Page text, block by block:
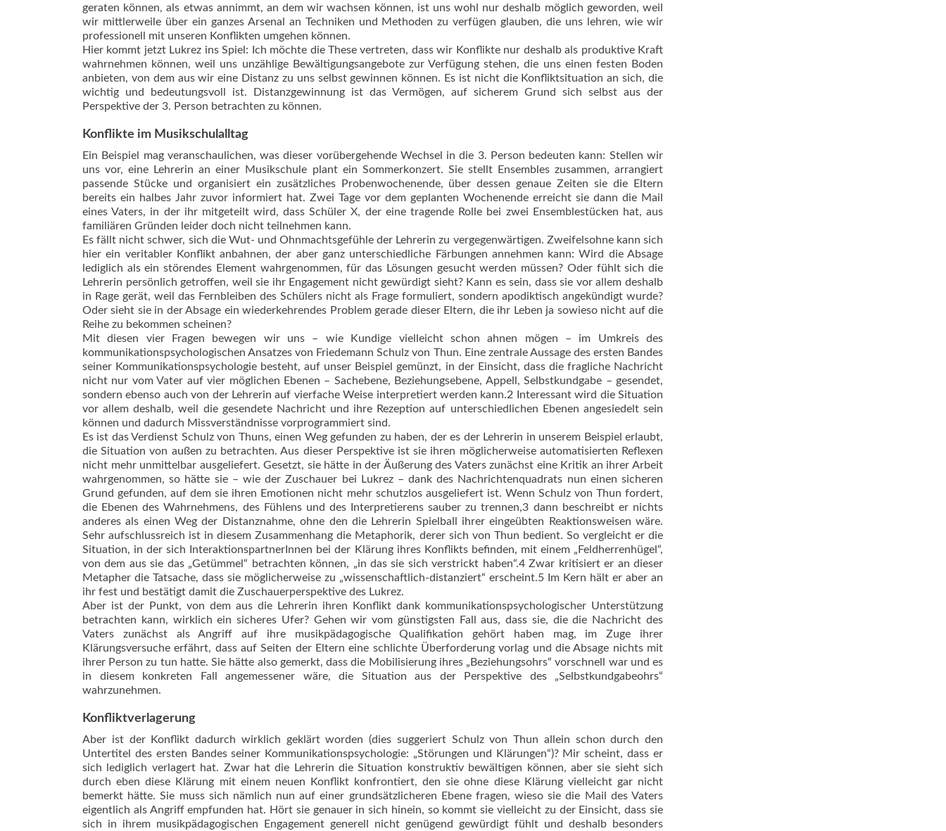
geraten können, als etwas annimmt, an dem wir wachsen können, ist uns wohl nur deshalb möglich geworden, weil
wir mittlerweile über ein ganzes Arsenal an Techniken und Methoden zu verfügen glauben, die uns lehren, wie wir
professionell mit unseren Konflikten umgehen können.
Hier kommt jetzt Lukrez ins Spiel: Ich möch­te die These vertreten, dass wir Konflikte nur deshalb als produktive Kraft
wahrnehmen können, weil uns unzählige Bewältigungsangebote zur Verfügung stehen, die uns einen festen Boden
anbieten, von dem aus wir eine Distanz zu uns selbst gewinnen können. Es ist nicht die Konfliktsituation an sich, die
wichtig und bedeutungsvoll ist. Distanzgewinnung ist das Vermögen, auf sicherem Grund sich selbst aus der
Perspektive der 3. Person betrachten zu können.
Konflikte im Musikschulalltag
Ein Beispiel mag veranschaulichen, was dieser vorübergehende Wechsel in die 3. Person bedeuten kann: Stellen wir
uns vor, eine Lehrerin an einer Musikschule plant ein Som­merkonzert. Sie stellt Ensembles zusammen, arrangiert
passende Stücke und organisiert ein zusätzliches Probenwochenende, über dessen genaue Zeiten sie die Eltern
bereits ein halbes Jahr zuvor informiert hat. Zwei Tage vor dem geplanten Wochenende erreicht sie dann die Mail
eines Vaters, in der ihr mitgeteilt wird, dass Schüler X, der eine tragende Rolle bei zwei Ensemblestücken hat, aus
familiären Gründen leider doch nicht teilnehmen kann.
Es fällt nicht schwer, sich die Wut- und Ohnmachtsgefühle der Lehrerin zu vergegenwärtigen. Zweifelsohne kann sich
hier ein veritabler Konflikt anbahnen, der aber ganz unterschiedliche Färbungen annehmen kann: Wird die Absage
lediglich als ein störendes Element wahrgenommen, für das Lösungen gesucht werden müssen? Oder fühlt sich die
Lehrerin persönlich getroffen, weil sie ihr Engagement nicht gewürdigt sieht? Kann es sein, dass sie vor allem deshalb
in Rage gerät, weil das Fernbleiben des Schülers nicht als Frage formuliert, sondern apodiktisch angekündigt wurde?
Oder sieht sie in der Absage ein wiederkehrendes Problem gerade dieser Eltern, die ihr Leben ja sowieso nicht auf die
Reihe zu bekommen scheinen?
Mit diesen vier Fragen bewegen wir uns – wie Kundige vielleicht schon ahnen mögen – im Umkreis des
kommunikationspsychologischen Ansatzes von Friedemann Schulz von Thun. Eine zentrale Aussage des ersten Bandes
seiner Kommunikationspsychologie besteht, auf unser Beispiel gemünzt, in der Einsicht, dass die fragliche Nachricht
nicht nur vom Vater auf vier möglichen Ebenen – Sachebene, Beziehungsebene, Appell, Selbstkundgabe – gesendet,
sondern ebenso auch von der Lehrerin auf vierfache Weise interpretiert werden kann.2 Interessant wird die Situation
vor allem deshalb, weil die gesendete Nachricht und ihre Rezeption auf unterschiedlichen Ebenen angesiedelt sein
können und dadurch Missverständnisse vorprogrammiert sind.
Es ist das Verdienst Schulz von Thuns, einen Weg gefunden zu haben, der es der Lehrerin in unserem Beispiel erlaubt,
die Situation von außen zu betrachten. Aus dieser Perspektive ist sie ihren möglicherweise automatisierten Reflexen
nicht mehr unmittelbar ausgeliefert. Gesetzt, sie hätte in der Äußerung des Vaters zunächst eine Kritik an ihrer Arbeit
wahrgenommen, so hätte sie – wie der Zuschauer bei Lukrez – dank des Nachrichtenquadrats nun einen sicheren
Grund gefunden, auf dem sie ihren Emotionen nicht mehr schutzlos ausgeliefert ist. Wenn Schulz von Thun fordert,
die Ebenen des Wahrnehmens, des Fühlens und des Interpretierens sauber zu trennen,3 dann beschreibt er nichts
anderes als einen Weg der Distanznahme, ohne den die Lehrerin Spielball ihrer eingeübten Reaktionsweisen wäre.
Sehr aufschlussreich ist in diesem Zusammenhang die Metaphorik, derer sich von Thun bedient. So vergleicht er die
Situation, in der sich InteraktionspartnerInnen bei der Klärung ihres Konflikts befinden, mit einem „Feldherrenhügel“,
von dem aus sie das „Getümmel“ betrachten können, „in das sie sich verstrickt haben“.4 Zwar kritisiert er an dieser
Metapher die Tatsache, dass sie möglicherweise zu „wissenschaftlich-distanziert“ erscheint.5 Im Kern hält er aber an
ihr fest und bestätigt damit die Zuschauerperspektive des Lukrez.
Aber ist der Punkt, von dem aus die Lehrerin ihren Konflikt dank kommunikationspsychologischer Unterstützung
betrachten kann, wirklich ein sicheres Ufer? Gehen wir vom günstigsten Fall aus, dass sie, die die Nachricht des
Vaters zunächst als Angriff auf ihre musikpädagogische Qualifikation gehört haben mag, im Zuge ihrer
Klärungsversuche erfährt, dass auf Seiten der Eltern eine schlichte Überforderung vorlag und die Absage nichts mit
ihrer Person zu tun hatte. Sie hätte also gemerkt, dass die Mobilisierung ihres „Beziehungsohrs“ vorschnell war und es
in diesem konkreten Fall angemessener wäre, die Situation aus der Perspektive des „Selbstkundgabeohrs“
wahrzunehmen.
Konfliktverlagerung
Aber ist der Konflikt dadurch wirklich geklärt worden (dies suggeriert Schulz von Thun allein schon durch den
Untertitel des ersten Bandes seiner Kommunikationspsychologie: „Störungen und Klärungen“)? Mir scheint, dass er
sich lediglich verlagert hat. Zwar hat die Lehrerin die Situation konstruktiv bewältigen können, aber sie sieht sich
durch eben diese Klärung mit einem neuen Konflikt konfrontiert, den sie ohne diese Klärung vielleicht gar nicht
bemerkt hätte. Sie muss sich nämlich nun auf einer grundsätzlicheren Ebene fragen, wieso sie die Mail des Vaters
eigentlich als Angriff empfunden hat. Hört sie genauer in sich hinein, so kommt sie vielleicht zu der Einsicht, dass sie
sich in ihrem musikpädagogischen Engagement generell nicht genügend gewürdigt fühlt und deshalb besonders